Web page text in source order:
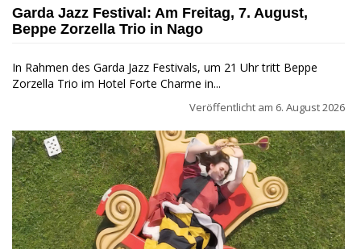
Garda Jazz Festival: Am Freitag, 7. August,
Beppe Zorzella Trio in Nago
In Rahmen des Garda Jazz Festivals, um 21 Uhr tritt Beppe
Zorzella Trio im Hotel Forte Charme in...
Veröffentlicht am 6. August 2026